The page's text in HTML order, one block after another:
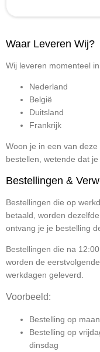
Waar Leveren Wij?
Wij leveren momenteel
Nederland
België
Duitsland
Frankrijk
Woon je in een van
bestellen, wetende dat
Bestellingen &
Bestellingen die op
betaald, worden
ontvang je je bestelling
Bestellingen die na
worden de
werkdagen geleverd.
Voorbeeld:
Bestelling op
Bestelling op
dinsdag